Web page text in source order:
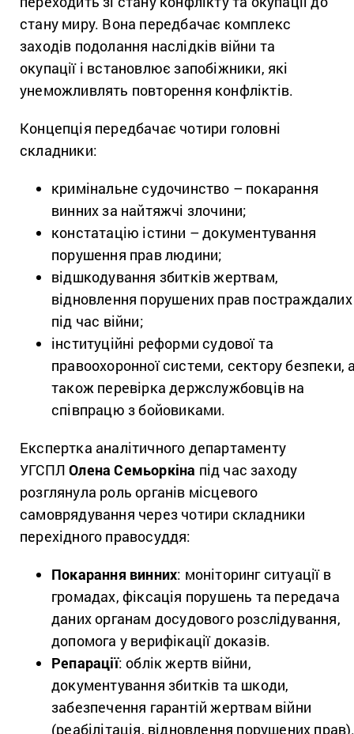
стану миру. Вона передбачає комплекс
заходів подолання наслідків війни та
окупації і встановлює запобіжники, які
унеможливлять повторення конфліктів.
Концепція передбачає чотири головні
складники:
кримінальне судочинство – покарання
винних за найтяжчі злочини;
констатацію істини – документування
порушення прав людини;
відшкодування збитків жертвам,
відновлення порушених прав постраждалих
під час війни;
інституційні реформи судової та
правоохоронної системи, сектору безпеки,
також перевірка держслужбовців на
співпрацю з бойовиками.
Експертка аналітичного департаменту
УГСПЛОлена Семьоркіна під час заходу
розглянула роль органів місцевого
самоврядування через чотири складники
перехідного правосуддя:
Покарання винних: моніторинг ситуації в
громадах, фіксація порушень та передача
даних органам досудового розслідування,
допомога у верифікації доказів.
Репарації: облік жертв війни,
документування збитків та шкоди,
забезпечення гарантій жертвам війни
(реабілітація, відновлення порушених